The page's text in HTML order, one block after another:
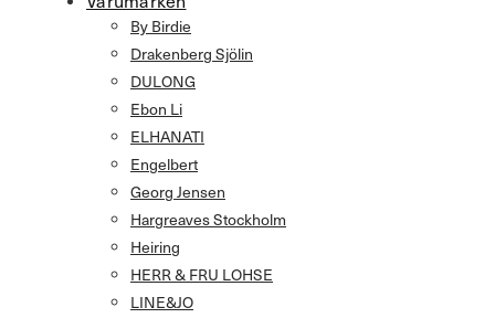
By Birdie
Drakenberg Sjölin
DULONG
Ebon Li
ELHANATI
Engelbert
Georg Jensen
Hargreaves Stockholm
Heiring
HERR & FRU LOHSE
LINE&JO